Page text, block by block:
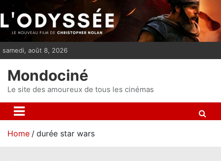
i
p
n
t
samedi, août 8, 2026
Mondociné
Le site des amoureux de tous les cinémas
Home durée star wars